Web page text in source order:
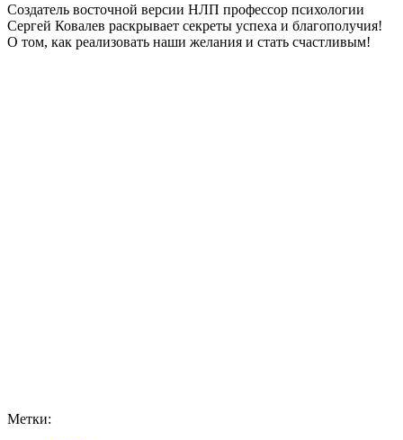
Cоздатель восточной версии НЛП профессор психологии
Сергей Ковалев раскрывает секреты успеха и благополучия!
О том, как реализовать наши желания и стать счастливым!
Метки: